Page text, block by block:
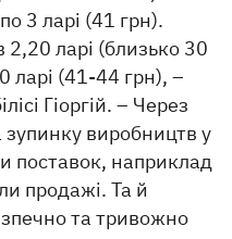
3 ларі (41 грн).
ларі (близько 30
ларі (41-44 грн), –
Гіоргій. – Через
виробництв у
наприклад
продажі. Та й
та тривожно